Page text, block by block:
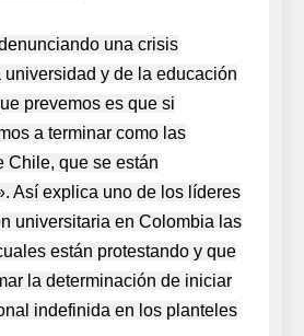
una crisis
y de la educación
prevemos es que si
a terminar como las
Chile, que se están
Así explica uno de los líderes
universitaria en Colombia las
están protestando y que
la determinación de iniciar
indefinida en los planteles